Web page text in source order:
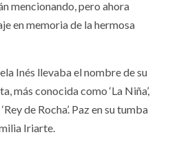
mencionando, pero ahora
en memoria de la hermosa
Inés llevaba el nombre de su
más conocida como ‘La Niña’,
de Rocha’. Paz en su tumba
Iriarte.